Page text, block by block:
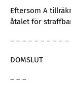
Eftersom A
åtalet för
– – – – – – – – –
DOMSLUT
– – –